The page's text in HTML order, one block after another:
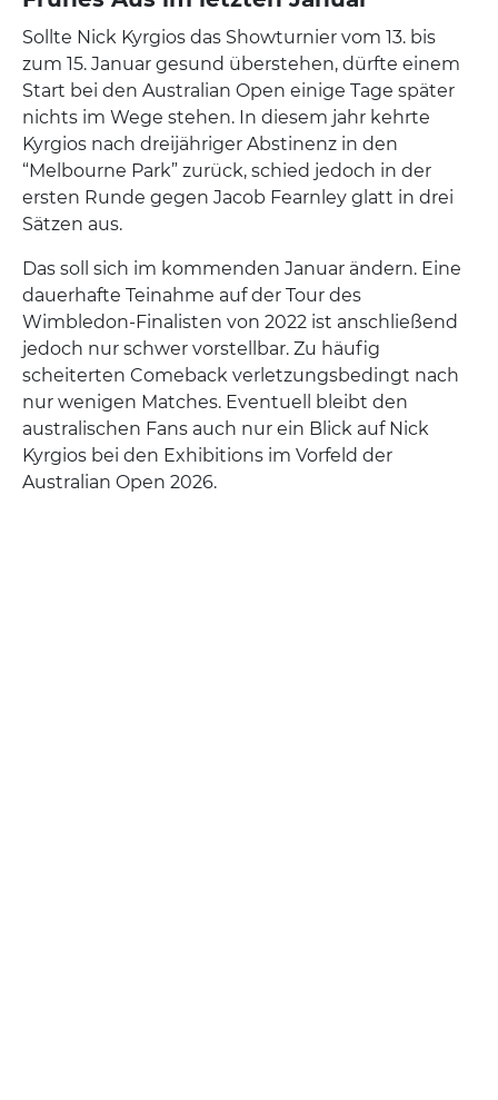
Sollte Nick Kyrgios das Showturnier vom 13. bis
zum 15. Januar gesund überstehen, dürfte einem
Start bei den Australian Open einige Tage später
nichts im Wege stehen. In diesem jahr kehrte
Kyrgios nach dreijähriger Abstinenz in den
“Melbourne Park” zurück, schied jedoch in der
ersten Runde gegen Jacob Fearnley glatt in drei
Sätzen aus.
Das soll sich im kommenden Januar ändern. Eine
dauerhafte Teinahme auf der Tour des
Wimbledon-Finalisten von 2022 ist anschließend
jedoch nur schwer vorstellbar. Zu häufig
scheiterten Comeback verletzungsbedingt nach
nur wenigen Matches. Eventuell bleibt den
australischen Fans auch nur ein Blick auf Nick
Kyrgios bei den Exhibitions im Vorfeld der
Australian Open 2026.